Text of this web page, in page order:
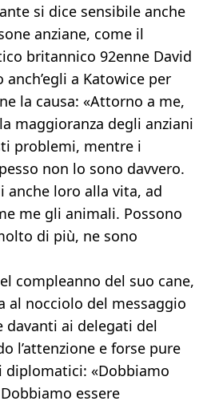
si dice sensibile anche
anziane, come il
britannico 92enne David
a Katowice per
la causa: «Attorno a me,
maggioranza degli anziani
problemi, mentre i
non lo sono davvero.
anche loro alla vita, ad
me gli animali. Possono
di più, ne sono
compleanno del suo cane,
al nocciolo del messaggio
davanti ai delegati del
l’attenzione e forse pure
diplomatici: «Dobbiamo
essere